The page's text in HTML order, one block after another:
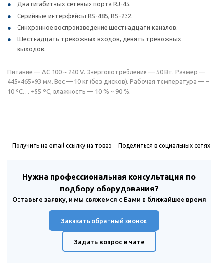
Два гигабитных сетевых порта RJ-45.
Серийные интерфейсы RS-485, RS-232.
Синхронное воспроизведение шестнадцати каналов.
Шестнадцать тревожных входов, девять тревожных
выходов.
Питание — AC 100 ~ 240 V. Энергопотребление — 50 Вт. Размер —
445×465×93 мм. Вес — 10 кг (без дисков). Рабочая температура — –
10 ºС… +55 ºС, влажность — 10 % ~ 90 %.
Получить на email ссылку на товар Поделиться в социальных сетях
Нужна профессиональная консультация по
подбору оборудования?
Оставьте заявку, и мы свяжемся с Вами в ближайшее время
Заказать обратный звонок
Задать вопрос в чате